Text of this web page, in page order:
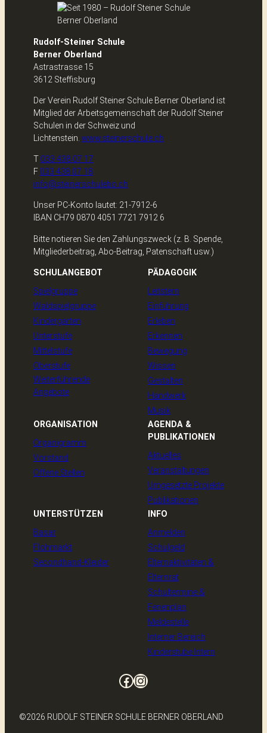
Rudolf-Steiner Schule
Berner Oberland
Astrastrasse 15
3612 Steffisburg
Der Verein Rudolf Steiner Schule Berner Oberland ist
Mitglied der Arbeitsgemeinschaft der Rudolf Steiner
Schulen in der Schweiz und
Lichtenstein. www.steinerschule.ch
T 033 438 07 17
F 033 438 07 18
info@steinerschulebo.ch
Unser PC-Konto lautet: 21-7912-6
IBAN CH79 0870 4051 7721 7912 6
Bitte notieren Sie den Zahlungszweck (z. B. Spende,
Mitgliederbeitrag, Abo-Beitrag, Patenschaft usw.)
SCHULANGEBOT
Spielgruppe
Waldspielgruppe
Kindergarten
Unterstufe
Mittelstufe
Oberstufe
Weiterführende
Angebote
PÄDAGOGIK
Leitstern
Einführung
Erleben
Erkennen
Bewegung
Wissen
Gestalten
Handwerk
Musik
ORGANISATION
Organigramm
Vorstand
Offene Stellen
AGENDA &
PUBLIKATIONEN
Aktuelles
Veranstaltungen
Umgesetzte Projekte
Publikationen
UNTERSTÜTZEN
Basar
Flohmarkt
Secondhand-Kleider
INFO
Anmelden
Schulgeld
Elternaktivitäten &
Elternrat
Schultermine &
Ferienplan
Meldestelle
Interner Bereich
Kinderstube Intern
Facebook
Instagram
©2026 RUDOLF STEINER SCHULE BERNER OBERLAND